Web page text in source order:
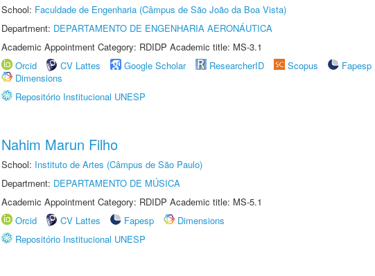
School: Faculdade de Engenharia (Câmpus de São João da Boa Vista)
Department: DEPARTAMENTO DE ENGENHARIA AERONÁUTICA
Academic Appointment Category: RDIDP Academic title: MS-3.1
Orcid
CV Lattes Google Scholar ResearcherID Scopus
Fapesp
Dimensions
Repositório Institucional UNESP
Nahim Marun Filho
School: Instituto de Artes (Câmpus de São Paulo)
Department: DEPARTAMENTO DE MÚSICA
Academic Appointment Category: RDIDP Academic title: MS-5.1
Orcid
CV Lattes Fapesp
Dimensions
Repositório Institucional UNESP